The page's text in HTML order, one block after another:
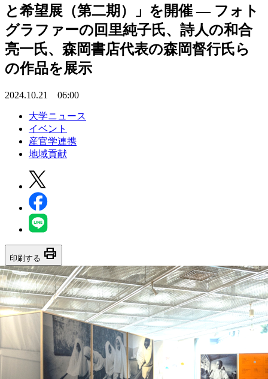
と希望展（第二期）」を開催 ― フォト
グラファーの回里純子氏、詩人の和合
亮一氏、森岡書店代表の森岡督行氏ら
の作品を展示
2024.10.21 06:00
大学ニュース
イベント
産官学連携
地域貢献
印刷する print